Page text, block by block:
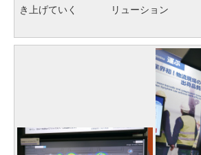
き上げていく
リューション